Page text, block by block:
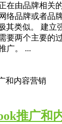
在由品牌相关
络品牌或者品
其类似。 建立
要两个主要的
广。 ...
推广和